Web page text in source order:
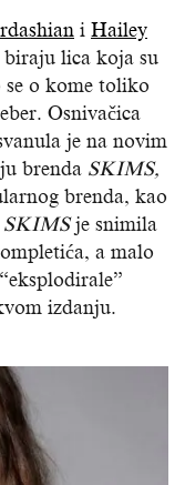
i Hailey
biraju lica koja su
o kome toliko
Osnivačica
je na novim
brenda SKIMS,
brenda, kao
SKIMSje snimila
a malo
izdanju.